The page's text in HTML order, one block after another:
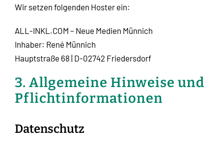
Wir setzen folgenden Hoster ein:
ALL-INKL.COM – Neue Medien Münnich
Inhaber: René Münnich
Hauptstraße 68 | D-02742 Friedersdorf
3. Allgemeine Hinweise und
Pflicht­informationen
Datenschutz